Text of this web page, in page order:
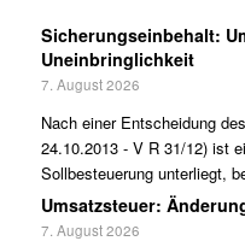
Sicherungseinbehalt:
Uneinbringlichkeit
7. August 2026
Nach einer Entscheidung
24.10.2013 - V R 31/12) ist
Sollbesteuerung unterliegt,
Umsatzsteuer:
7. August 2026